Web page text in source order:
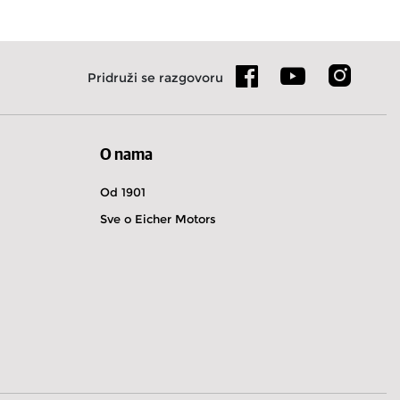
Pridruži se razgovoru
O nama
Od 1901
Sve o Eicher Motors